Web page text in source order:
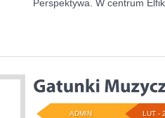
Perspektywa. W centrum
LUT -
ADMIN